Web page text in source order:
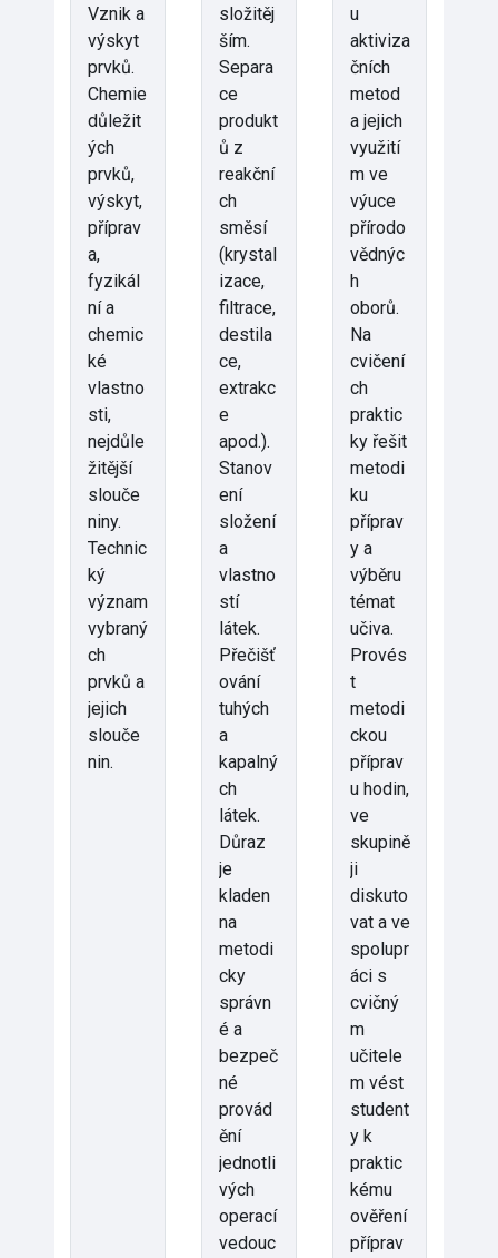
Vznik a
výskyt
prvků.
Chemie
důležit
ých
prvků,
výskyt,
příprav
a,
fyzikál
ní a
chemic
ké
vlastno
sti,
nejdůle
žitější
slouče
niny.
Technic
ký
význam
vybraný
ch
prvků a
jejich
slouče
nin.
složitěj
ším.
Separa
ce
produkt
ů z
reakční
ch
směsí
(krystal
izace,
filtrace,
destila
ce,
extrakc
e
apod.).
Stanov
ení
složení
a
vlastno
stí
látek.
Přečišť
ování
tuhých
a
kapalný
ch
látek.
Důraz
je
kladen
na
metodi
cky
správn
é a
bezpeč
né
provád
ění
jednotli
vých
operací
vedouc
u
aktiviza
čních
metod
a jejich
využití
m ve
výuce
přírodo
vědnýc
h
oborů.
Na
cvičení
ch
praktic
ky řešit
metodi
ku
příprav
y a
výběru
témat
učiva.
Provés
t
metodi
ckou
příprav
u hodin,
ve
skupině
ji
diskuto
vat a ve
spolupr
áci s
cvičný
m
učitele
m vést
student
y k
praktic
kému
ověření
příprav